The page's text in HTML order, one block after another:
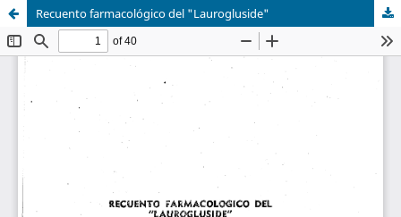
Recuento farmacológico del "Laurogluside"